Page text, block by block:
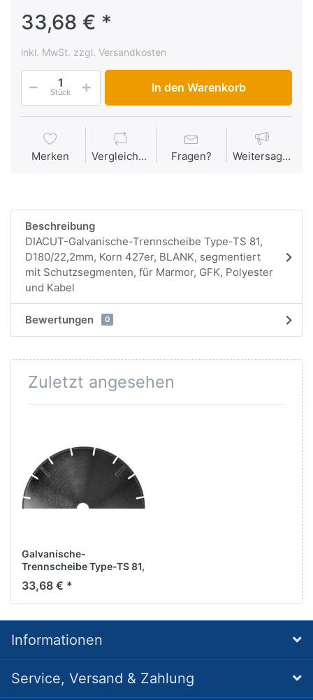
33,68 € *
inkl. MwSt. zzgl. Versandkosten
Stück In den Warenkorb
Merken Vergleichen Fragen? Weitersagen
Beschreibung
DIACUT-Galvanische-Trennscheibe Type-TS 81,
D180/22,2mm, Korn 427er, BLANK, segmentiert
mit Schutzsegmenten, für Marmor, GFK, Polyester
und Kabel
Bewertungen 0
Zuletzt angesehen
Galvanische-
Trennscheibe Type-TS 81,
D180/22,2mm
33,68 € *
Informationen
Service, Versand & Zahlung